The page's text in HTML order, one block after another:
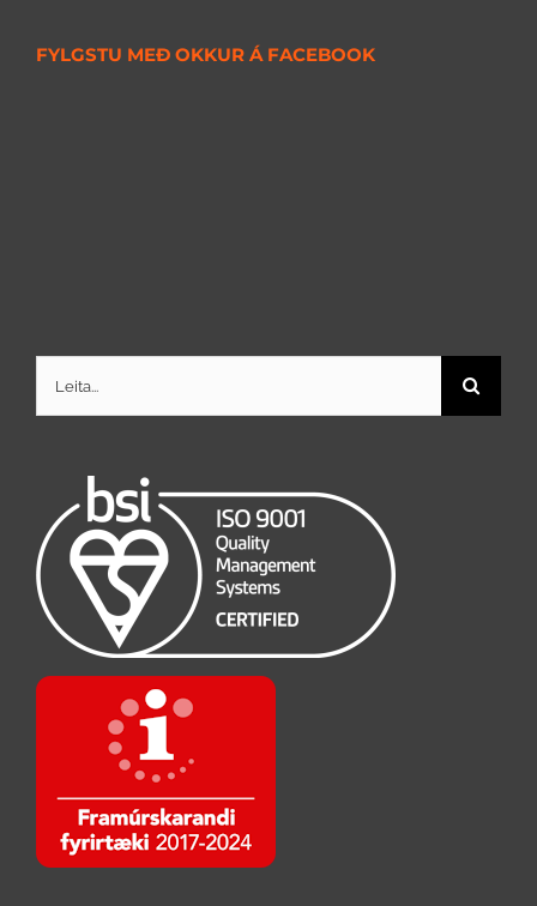
FYLGSTU MEÐ OKKUR Á FACEBOOK
Search
for: